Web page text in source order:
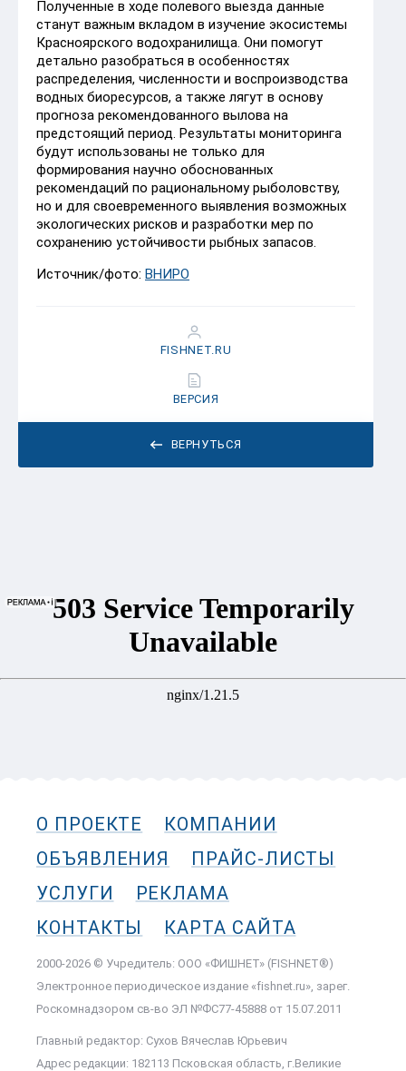
Полученные в ходе полевого выезда данные
станут важным вкладом в изучение экосистемы
Красноярского водохранилища. Они помогут
детально разобраться в особенностях
распределения, численности и воспроизводства
водных биоресурсов, а также лягут в основу
прогноза рекомендованного вылова на
предстоящий период. Результаты мониторинга
будут использованы не только для
формирования научно обоснованных
рекомендаций по рациональному рыболовству,
но и для своевременного выявления возможных
экологических рисков и разработки мер по
сохранению устойчивости рыбных запасов.
Источник/фото: ВНИРО
ВЕРНУТЬСЯ
FISHNET.RU
ВЕРСИЯ
О ПРОЕКТЕ
КОМПАНИИ
ОБЪЯВЛЕНИЯ
ПРАЙС-ЛИСТЫ
УСЛУГИ
РЕКЛАМА
КОНТАКТЫ
КАРТА САЙТА
2000-2026 © Учредитель: ООО «ФИШНЕТ» (FISHNET®)
Электронное периодическое издание «fishnet.ru», зарег.
Роскомнадзором cв-во ЭЛ №ФС77-45888 от 15.07.2011
Главный редактор: Сухов Вячеслав Юрьевич
Адрес редакции: 182113 Псковская область, г.Великие